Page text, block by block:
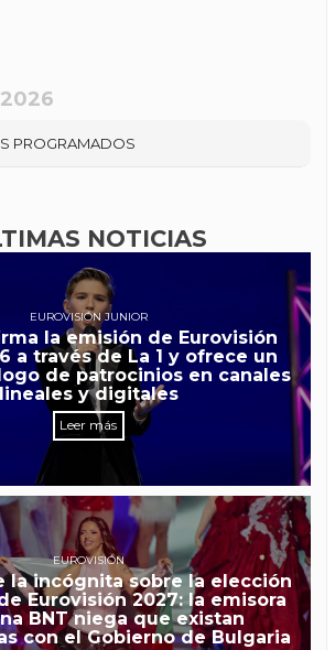
PROGRAMADOS
NOTICIAS
EUROVISIÓN JUNIOR
la emisión de Eurovisión
a través de La 1 y ofrece un
de patrocinios en canales
lineales y digitales
Leer más
EUROVISIÓN
la incógnita sobre la elección
Eurovisión 2027: la emisora
BNT niega que existan
con el Gobierno de Bulgaria